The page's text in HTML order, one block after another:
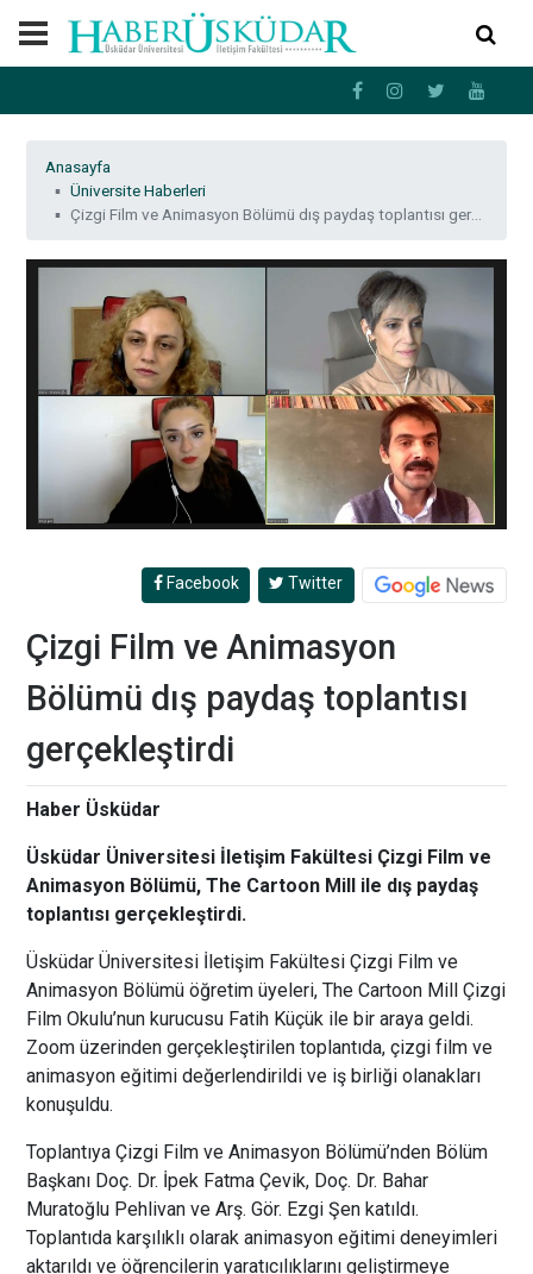
Anasayfa
Üniversite Haberleri
Çizgi Film ve Animasyon Bölümü dış paydaş toplantısı gerçekleştirdi
Facebook Twitter
Çizgi Film ve Animasyon
Bölümü dış paydaş toplantısı
gerçekleştirdi
Haber Üsküdar
Üsküdar Üniversitesi İletişim Fakültesi Çizgi Film ve
Animasyon Bölümü, The Cartoon Mill ile dış paydaş
toplantısı gerçekleştirdi.
Üsküdar Üniversitesi İletişim Fakültesi Çizgi Film ve
Animasyon Bölümü öğretim üyeleri, The Cartoon Mill Çizgi
Film Okulu’nun kurucusu Fatih Küçük ile bir araya geldi.
Zoom üzerinden gerçekleştirilen toplantıda, çizgi film ve
animasyon eğitimi değerlendirildi ve iş birliği olanakları
konuşuldu.
Toplantıya Çizgi Film ve Animasyon Bölümü’nden Bölüm
Başkanı Doç. Dr. İpek Fatma Çevik, Doç. Dr. Bahar
Muratoğlu Pehlivan ve Arş. Gör. Ezgi Şen katıldı.
Toplantıda karşılıklı olarak animasyon eğitimi deneyimleri
aktarıldı ve öğrencilerin yaratıcılıklarını geliştirmeye